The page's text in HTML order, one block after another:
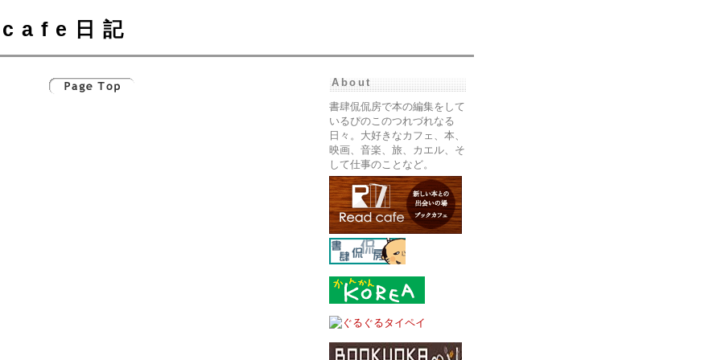
cafe日記
About
書肆侃侃房で本の編集をして
いるぴのこのつれづれなる
日々。大好きなカフェ、本、
映画、音楽、旅、カエル、そ
して仕事のことなど。